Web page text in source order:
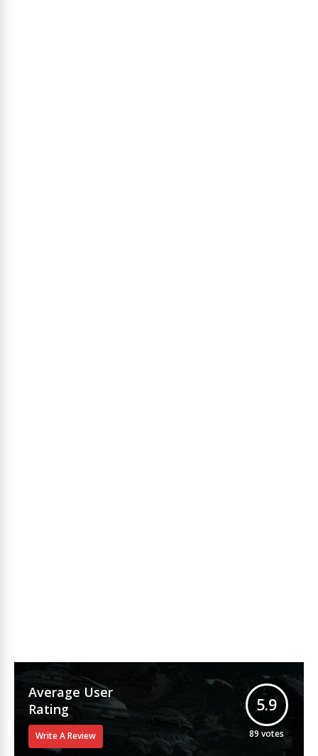
Average User
Rating
Write A Review
5.9
89 votes